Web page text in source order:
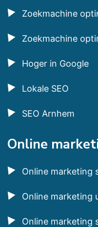
Zoekmachine
Zoekmachine
Hoger in Google
Lokale SEO
SEO Arnhem
Online
Online marketing
Online marketing
Online marketing